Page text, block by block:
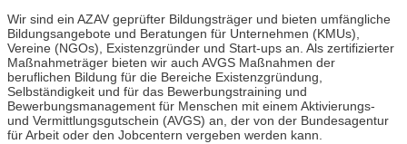
Wir sind ein AZAV geprüfter Bildungsträger und bieten umfängliche
Bildungsangebote und Beratungen für Unternehmen (KMUs),
Vereine (NGOs), Existenzgründer und Start-ups an. Als zertifizierter
Maßnahmeträger bieten wir auch AVGS Maßnahmen der
beruflichen Bildung für die Bereiche Existenzgründung,
Selbständigkeit und für das Bewerbungstraining und
Bewerbungsmanagement für Menschen mit einem Aktivierungs-
und Vermittlungsgutschein (AVGS) an, der von der Bundesagentur
für Arbeit oder den Jobcentern vergeben werden kann.